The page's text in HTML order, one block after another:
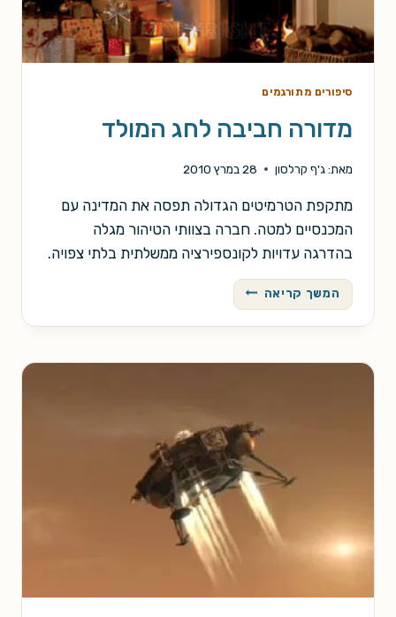
סיפורים מתורגמים
מדורה חביבה לחג המולד
מאת:ג'ף קרלסון 28 במרץ 2010
מתקפת הטרמיטים הגדולה תפסה את המדינה עם
המכנסיים למטה. חברה בצוותי הטיהור מגלה
בהדרגה עדויות לקונספירציה ממשלתית בלתי צפויה.
המשך קריאה מדורה
חביבה
לחג